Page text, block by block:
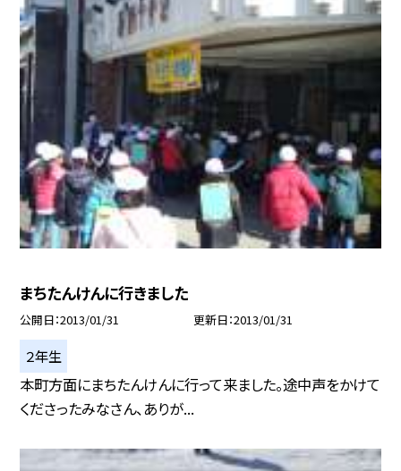
まちたんけんに行きました
公開日 2013/01/31 更新日 2013/01/31
２年生
本町方面にまちたんけんに行って来ました。途中声をかけて
くださったみなさん、ありが...